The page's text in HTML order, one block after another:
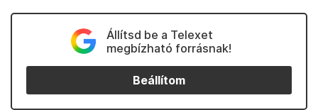
Állítsd be a Telexet
megbízható forrásnak!
Beállítom